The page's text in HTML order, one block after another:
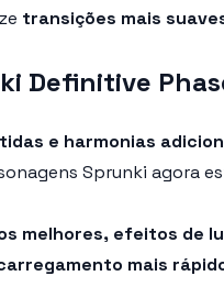
transições mais
Definitive
e harmonias
Sprunki agora
melhores, efeitos de
mais